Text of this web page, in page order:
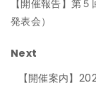
【開催報告】第
発表会）
Next
【開催案内】